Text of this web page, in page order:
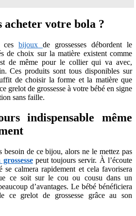
acheter votre bola ?
ces bijoux de grossesses débordent le
de choix sur la matière existent comme
de même pour le collier qui va avec,
Ces produits sont tous disponibles sur
de choisir la forme et la matière que
grelot de grossesse à votre bébé en signe
sans faille.
indispensable même
besoin de ce bijou, alors ne le mettez pas
peut toujours servir. À l’écoute
se calmera rapidement et cela favorisera
ce soit sur le cou ou cousu dans un
d’avantages. Le bébé bénéficiera
ce grelot de grossesse grâce au son